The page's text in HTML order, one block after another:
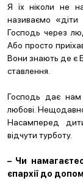
Я їх ніколи не
називаємо
Господь через
Або просто
Вони знають де є
ставлення.
Господь дає нам
любові.
Насамперед
відчути турботу.
– Чи
єпархії до